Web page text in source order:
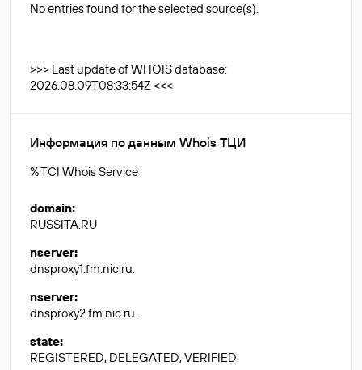
No entries found for the selected source(s).
>>> Last update of WHOIS database:
2026.08.09T08:33:54Z <<<
Информация по данным Whois ТЦИ
% TCI Whois Service
domain:
RUSSITA.RU
nserver:
dnsproxy1.fm.nic.ru.
nserver:
dnsproxy2.fm.nic.ru.
state:
REGISTERED, DELEGATED, VERIFIED